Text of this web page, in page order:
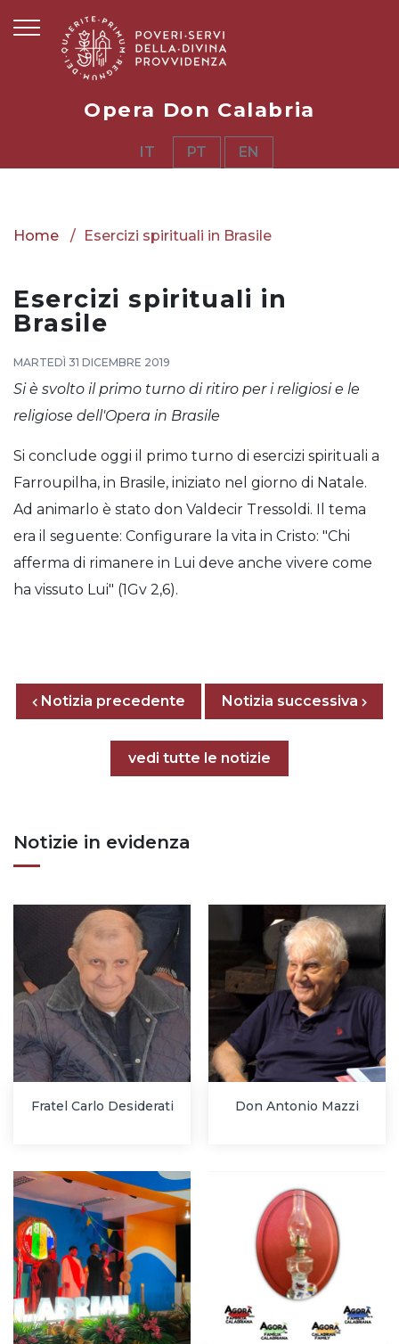
Opera Don Calabria
IT PT EN
Home Esercizi spirituali in Brasile
Esercizi spirituali in
Brasile
MARTEDÌ 31 DICEMBRE 2019
Si è svolto il primo turno di ritiro per i religiosi e le
religiose dell'Opera in Brasile
Si conclude oggi il primo turno di esercizi spirituali a
Farroupilha, in Brasile, iniziato nel giorno di Natale.
Ad animarlo è stato don Valdecir Tressoldi. Il tema
era il seguente: Configurare la vita in Cristo: "Chi
afferma di rimanere in Lui deve anche vivere come
ha vissuto Lui" (1Gv 2,6).
Posts
Notizia precedente Previous page
Next page
Notizia successiva
Tutte le notizie
vedi tutte le notizie
Notizie in evidenza
Fratel Carlo Desiderati Don Antonio Mazzi